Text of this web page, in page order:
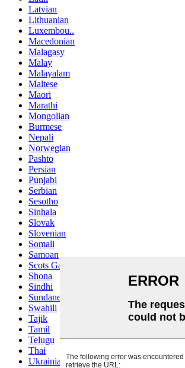
Latvian
Lithuanian
Luxembou..
Macedonian
Malagasy
Malay
Malayalam
Maltese
Maori
Marathi
Mongolian
Burmese
Nepali
Norwegian
Pashto
Persian
Punjabi
Serbian
Sesotho
Sinhala
Slovak
Slovenian
Somali
Samoan
Scots Gaelic
Shona
Sindhi
Sundanese
Swahili
Tajik
Tamil
Telugu
Thai
Ukrainian